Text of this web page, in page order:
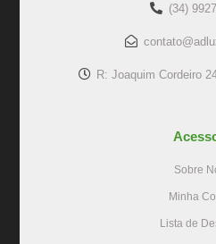
(34)
R: Joaquim Cordeiro
Sobre
Minha
Lista de